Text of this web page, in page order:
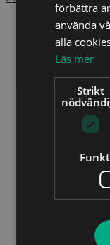
förbättra
använda
alla
Läs mer
Strikt